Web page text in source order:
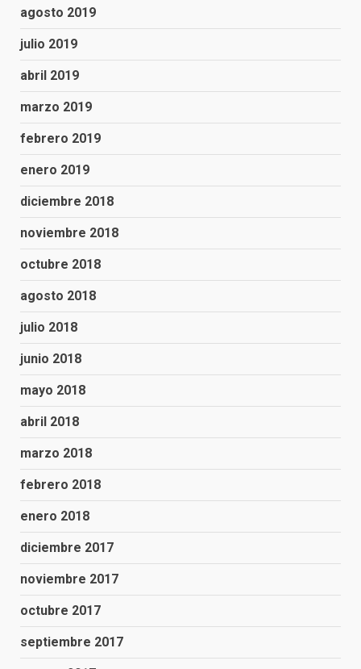
agosto 2019
julio 2019
abril 2019
marzo 2019
febrero 2019
enero 2019
diciembre 2018
noviembre 2018
octubre 2018
agosto 2018
julio 2018
junio 2018
mayo 2018
abril 2018
marzo 2018
febrero 2018
enero 2018
diciembre 2017
noviembre 2017
octubre 2017
septiembre 2017